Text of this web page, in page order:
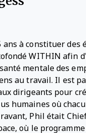
ans à constituer des
WITHIN afin
mentale des
au travail. Il est
dirigeants pour
humaines où
Phil était
où le